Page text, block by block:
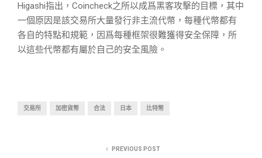
Higashi指出，Coincheck之所以成爲黑客攻擊的目標，其中
一個原因是該交易所大量發行非主流代幣，每種代幣都有
各自的特點和規範，因爲每種框架很難獲得安全保障，所
以這些代幣都有屬於自己的安全風險。
交易所 加密貨幣 合法 日本 比特幣
PREVIOUS POST